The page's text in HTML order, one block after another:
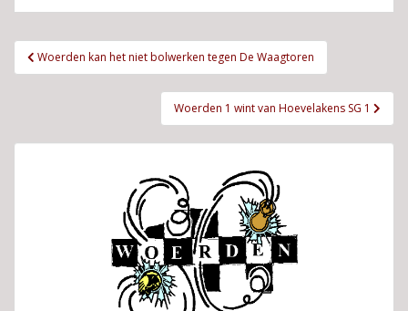
Bericht
navigatie
Woerden kan het niet bolwerken tegen De Waagtoren
Woerden 1 wint van Hoevelakens SG 1